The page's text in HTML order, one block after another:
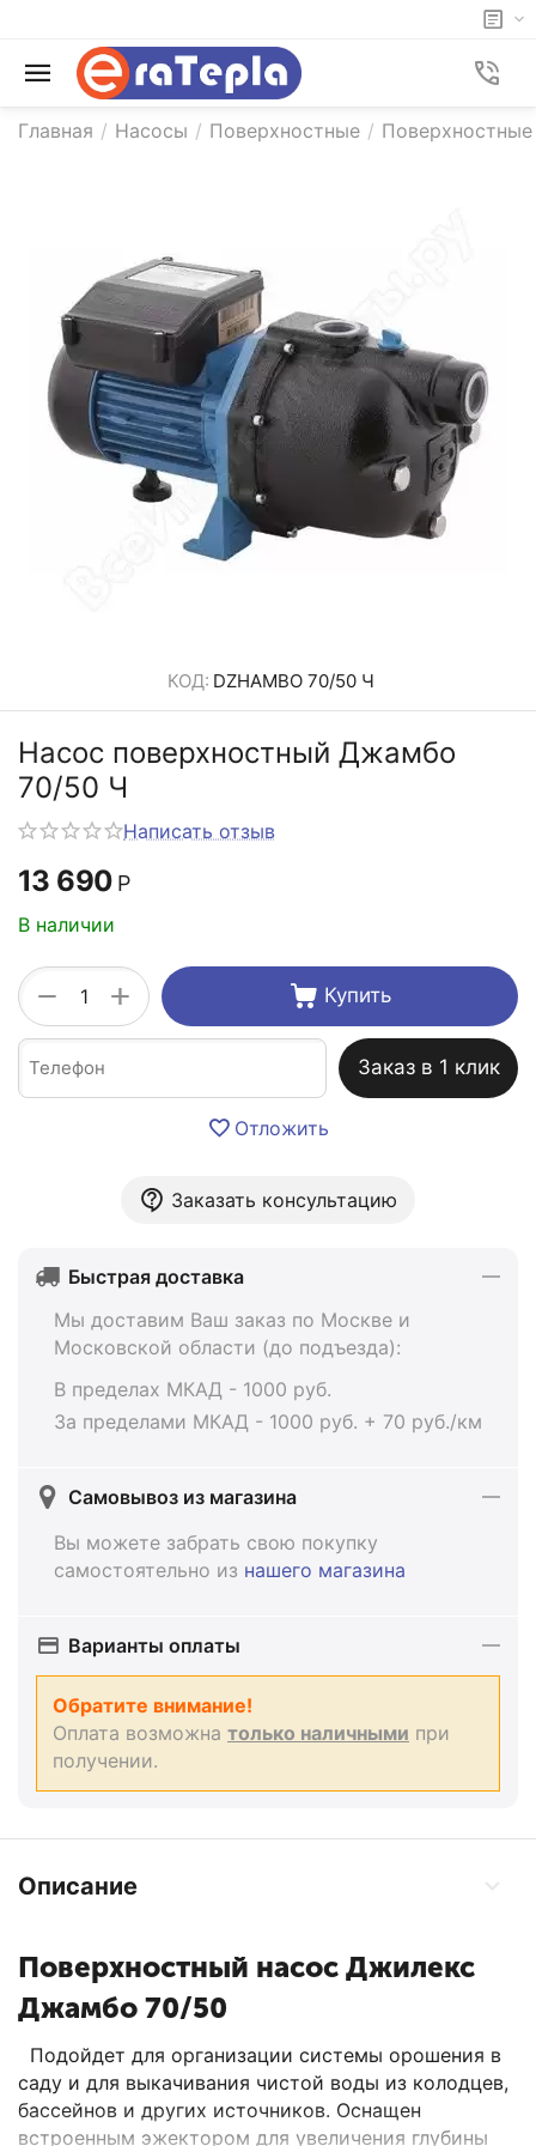
Главная / Насосы / Поверхностные /
КОД: DZHAMBO 70/50 Ч
Насос поверхностный Джамбо
70/50 Ч
Написать отзыв
13 690 Р
В наличии
+
− Купить
Заказ в 1 клик
Отложить
Заказать консультацию
Быстрая доставка
Мы доставим Ваш заказ по Москве и
Московской области (до подъезда):
В пределах МКАД - 1000 руб.
За пределами МКАД - 1000 руб. + 70 руб./км
Самовывоз из магазина
Вы можете забрать свою покупку
самостоятельно из нашего магазина
Варианты оплаты
Обратите внимание!
Оплата возможна только наличными при
получении.
Описание
Поверхностный насос Джилекс
Джамбо 70/50
Подойдет для организации системы орошения в
саду и для выкачивания чистой воды из колодцев,
бассейнов и других источников. Оснащен
встроенным эжектором для увеличения глубины